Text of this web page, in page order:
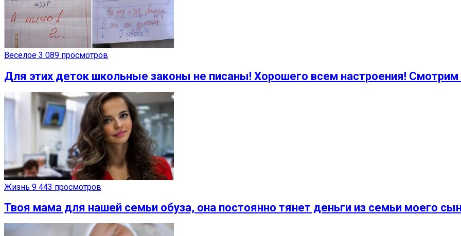
Веселое 3 089 просмотров
Для этих деток школьные законы не писаны! Хорошего всем настроения!
Жизнь 9 443 просмотров
Твоя мама для нашей семьи обуза, она постоянно тянет деньги из семьи моего